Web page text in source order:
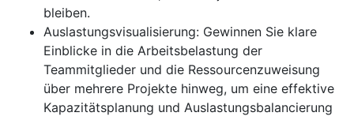
bleiben.
Auslastungsvisualisierung: Gewinnen Sie klare
Einblicke in die Arbeitsbelastung der
Teammitglieder und die Ressourcenzuweisung
über mehrere Projekte hinweg, um eine effektive
Kapazitätsplanung und Auslastungsbalancierung